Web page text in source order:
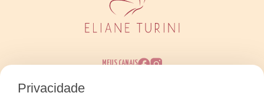
MEUS CANAIS
Privacidade